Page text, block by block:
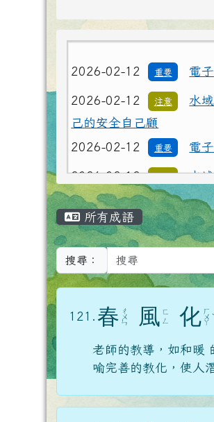
2026-02-12 電
己的安全自己顧
2026-02-12 重要 電
2026-02-12 注意
己的安全自己顧
主內容區域
所有成語
搜尋：
121. 春 ㄔ
ㄨ
ㄣ 風 ㄈ
ㄥ
化 ㄏ
ㄨ
ㄚ
ˋ
老師的教導，如和暖
喻完善的教化，使人